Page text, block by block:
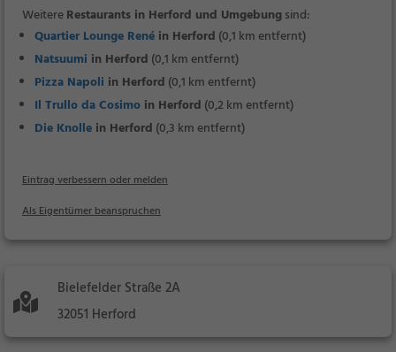
WeitereRestaurants in Herford und Umgebungsind:
Quartier Lounge René in Herford (0,1 km entfernt)
Natsuumi in Herford (0,1 km entfernt)
Pizza Napoli in Herford (0,1 km entfernt)
Il Trullo da Cosimo in Herford (0,2 km entfernt)
Die Knolle in Herford (0,3 km entfernt)
Eintrag verbessern oder melden
Als Eigentümer beanspruchen
Bielefelder Straße 2A
32051 Herford